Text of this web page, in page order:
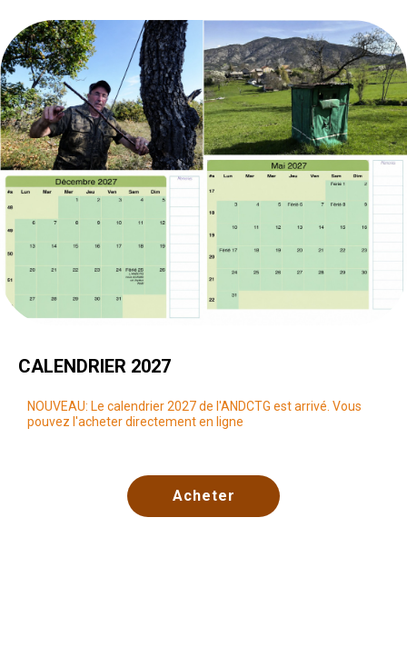
CALENDRIER 2027
NOUVEAU: Le calendrier 2027 de l'ANDCTG est arrivé. Vous
pouvez l'acheter directement en ligne
Acheter